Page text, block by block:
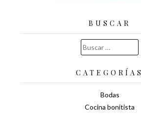
BUSCAR
Buscar:
CATEGORÍAS
Bodas
Cocina bonitista